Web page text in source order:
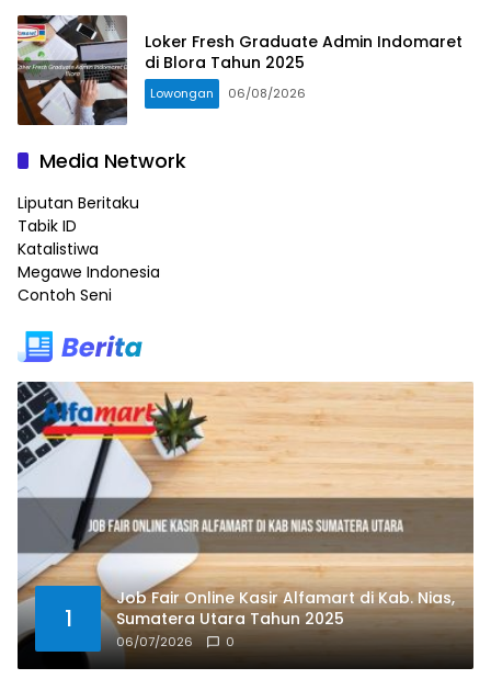
Loker Fresh Graduate Admin Indomaret
di Blora Tahun 2025
Lowongan 06/08/2026
Media Network
Liputan Beritaku
Tabik ID
Katalistiwa
Megawe Indonesia
Contoh Seni
1
Job Fair Online Kasir Alfamart di Kab. Nias,
Sumatera Utara Tahun 2025
06/07/2026 0